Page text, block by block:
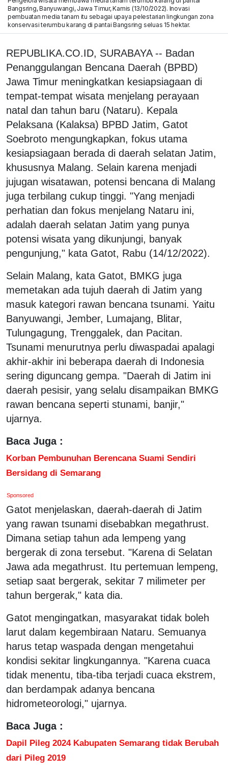
Bangsring, Banyuwangi, Jawa Timur, Kamis (13/10/2022). Inovasi
pembuatan media tanam itu sebagai upaya pelestarian lingkungan zona
konservasi terumbu karang di pantai Bangsring seluas 15 hektar.
REPUBLIKA.CO.ID, SURABAYA -- Badan
Penanggulangan Bencana Daerah (BPBD)
Jawa Timur meningkatkan kesiapsiagaan di
tempat-tempat wisata menjelang perayaan
natal dan tahun baru (Nataru). Kepala
Pelaksana (Kalaksa) BPBD Jatim, Gatot
Soebroto mengungkapkan, fokus utama
kesiapsiagaan berada di daerah selatan Jatim,
khususnya Malang. Selain karena menjadi
jujugan wisatawan, potensi bencana di Malang
juga terbilang cukup tinggi. "Yang menjadi
perhatian dan fokus menjelang Nataru ini,
adalah daerah selatan Jatim yang punya
potensi wisata yang dikunjungi, banyak
pengunjung," kata Gatot, Rabu (14/12/2022).
Selain Malang, kata Gatot, BMKG juga
memetakan ada tujuh daerah di Jatim yang
masuk kategori rawan bencana tsunami. Yaitu
Banyuwangi, Jember, Lumajang, Blitar,
Tulungagung, Trenggalek, dan Pacitan.
Tsunami menurutnya perlu diwaspadai apalagi
akhir-akhir ini beberapa daerah di Indonesia
sering diguncang gempa. "Daerah di Jatim ini
daerah pesisir, yang selalu disampaikan BMKG
rawan bencana seperti stunami, banjir,"
ujarnya.
Baca Juga :
Korban Pembunuhan Berencana Suami Sendiri
Bersidang di Semarang
Sponsored
Gatot menjelaskan, daerah-daerah di Jatim
yang rawan tsunami disebabkan megathrust.
Dimana setiap tahun ada lempeng yang
bergerak di zona tersebut. "Karena di Selatan
Jawa ada megathrust. Itu pertemuan lempeng,
setiap saat bergerak, sekitar 7 milimeter per
tahun bergerak," kata dia.
Gatot mengingatkan, masyarakat tidak boleh
larut dalam kegembiraan Nataru. Semuanya
harus tetap waspada dengan mengetahui
kondisi sekitar lingkungannya. "Karena cuaca
tidak menentu, tiba-tiba terjadi cuaca ekstrem,
dan berdampak adanya bencana
hidrometeorologi," ujarnya.
Baca Juga :
Dapil Pileg 2024 Kabupaten Semarang tidak Berubah
dari Pileg 2019